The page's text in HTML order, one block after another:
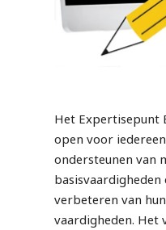
Het Expertisepunt
open voor
ondersteunen van
verbeteren van
vaardigheden.